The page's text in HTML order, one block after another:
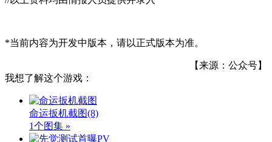
*当前内容为开发中版本，请以正式版本为准。
【来源：公众号】
我想了解这个游戏：
命运扳机截图(8)
1个图集 »